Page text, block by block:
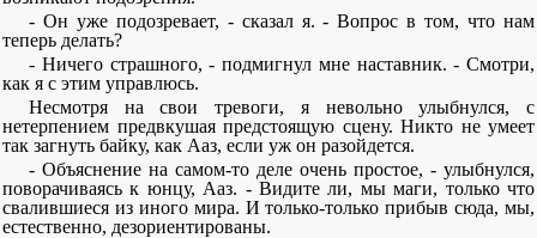
- Он уже подозревает, - сказал я. - Вопрос в том, что нам
теперь делать?
- Ничего страшного, - подмигнул мне наставник. - Смотри,
как я с этим управлюсь.
Несмотря на свои тревоги, я невольно улыбнулся, с
нетерпением предвкушая предстоящую сцену. Никто не умеет
так загнуть байку, как Ааз, если уж он разойдется.
- Объяснение на самом-то деле очень простое, - улыбнулся,
поворачиваясь к юнцу, Ааз. - Видите ли, мы маги, только что
свалившиеся из иного мира. И только-только прибыв сюда, мы,
естественно, дезориентированы.